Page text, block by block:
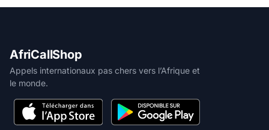
AfriCallShop
Appels internationaux pas chers vers l’Afrique et
le monde.